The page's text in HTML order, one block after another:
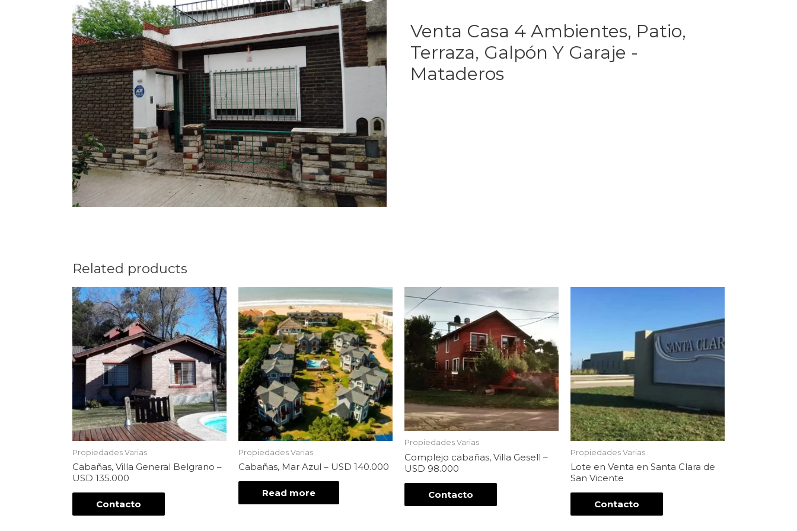
Venta Casa 4 Ambientes, Patio,
Terraza, Galpón Y Garaje -
Mataderos
Related products
Propiedades Varias
Cabañas, Villa General Belgrano –
USD 135.000
Contacto
Propiedades Varias
Cabañas, Mar Azul – USD 140.000
Read more
Propiedades Varias
Complejo cabañas, Villa Gesell –
USD 98.000
Contacto
Propiedades Varias
Lote en Venta en Santa Clara de
San Vicente
Contacto